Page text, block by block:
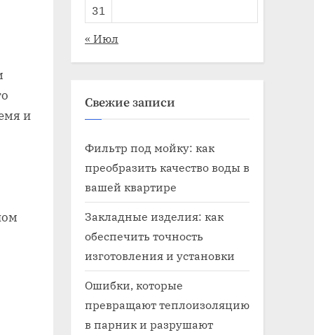
и
31
« Июл
Свежие записи
Фильтр под мойку: как
преобразить качество воды в
вашей квартире
Закладные изделия: как
обеспечить точность
изготовления и установки
Ошибки, которые
превращают теплоизоляцию
в парник и разрушают